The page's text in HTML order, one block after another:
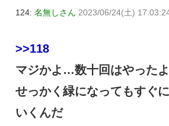
124: 名無しさん 2023/06/24(土)
>>118
マジかよ…数十回はやったよ
せっかく緑になってもすぐ
いくんだ